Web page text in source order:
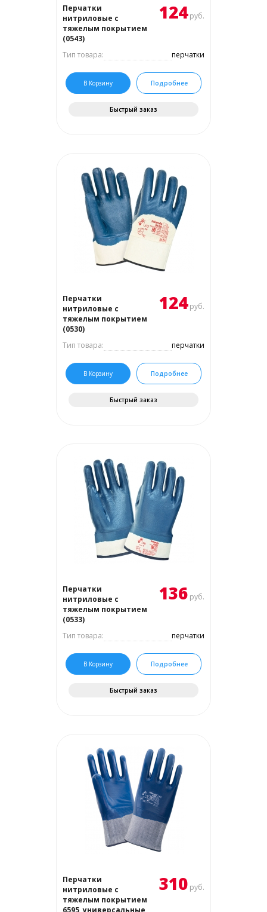
Перчатки
нитриловые с
тяжелым покрытием
(0543)
124руб.
Тип товара: перчатки
В Корзину Подробнее
Быстрый заказ
Перчатки
нитриловые с
тяжелым покрытием
(0530)
124руб.
Тип товара: перчатки
В Корзину Подробнее
Быстрый заказ
Перчатки
нитриловые с
тяжелым покрытием
(0533)
136 руб.
Тип товара: перчатки
В Корзину Подробнее
Быстрый заказ
Перчатки
нитриловые с
тяжелым покрытием
6595, универсальные
310 руб.